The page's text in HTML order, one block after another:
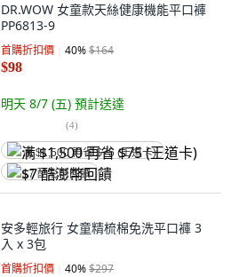
DR.WOW 女童款天絲健康機能平口褲
PP6813-9
首購折扣價 40%$164
$98
明天 8/7 (五) 預計送達
(4)
满 $1,500 再省 $75 (王道卡)
$7 酷澎幣回饋
安多輕旅行 女童精梳棉免洗平口褲 3
入 x 3包
首購折扣價 40%$297